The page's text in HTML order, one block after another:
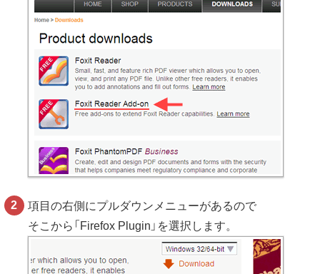
項目の右側にプルダウンメニューがあるので
そこから「Firefox Plugin」を選択します。